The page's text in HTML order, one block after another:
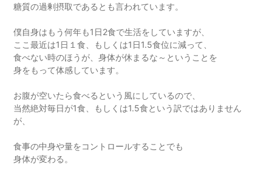
糖質の過剰摂取であるとも言われています。
僕自身はもう何年も1日2食で生活をしていますが、
ここ最近は1日１食、もしくは1日1.5食位に減って、
食べない時のほうが、身体が休まるな～ということを
身をもって体感しています。
お腹が空いたら食べるという風にしているので、
当然絶対毎日が1食、もしくは1.5食という訳ではありません
が、
食事の中身や量をコントロールすることでも
身体が変わる。